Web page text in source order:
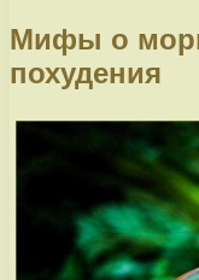
Мифы о
похудения